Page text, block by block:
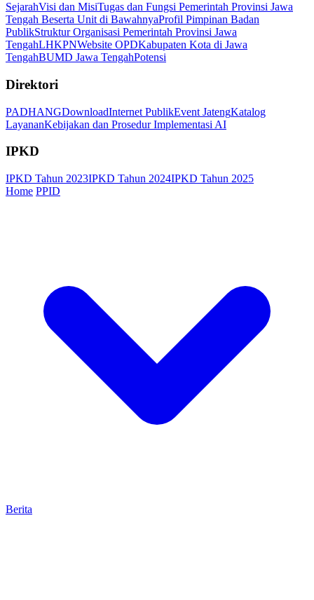
SejarahVisi dan MisiTugas dan Fungsi Pemerintah Provinsi Jawa
Tengah Beserta Unit di BawahnyaProfil Pimpinan Badan
PublikStruktur Organisasi Pemerintah Provinsi Jawa
TengahLHKPNWebsite OPDKabupaten Kota di Jawa
TengahBUMD Jawa TengahPotensi
Direktori
PADHANGDownloadInternet PublikEvent JatengKatalog
LayananKebijakan dan Prosedur Implementasi AI
IPKD
IPKD Tahun 2023IPKD Tahun 2024IPKD Tahun 2025
Home PPID
Berita